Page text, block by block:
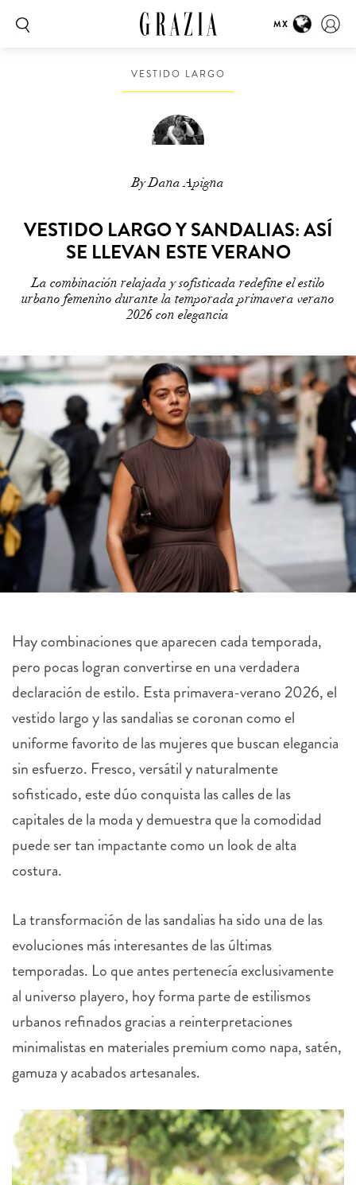
MX
VESTIDO LARGO
By Dana Apigna
VESTIDO LARGO Y SANDALIAS: ASÍ
SE LLEVAN ESTE VERANO
La combinación relajada y sofisticada redefine el estilo
urbano femenino durante la temporada primavera verano
2026 con elegancia
Hay combinaciones que aparecen cada temporada,
pero pocas logran convertirse en una verdadera
declaración de estilo. Esta primavera-verano 2026, el
vestido largo y las sandalias se coronan como el
uniforme favorito de las mujeres que buscan elegancia
sin esfuerzo. Fresco, versátil y naturalmente
sofisticado, este dúo conquista las calles de las
capitales de la moda y demuestra que la comodidad
puede ser tan impactante como un look de alta
costura.
La transformación de las sandalias ha sido una de las
evoluciones más interesantes de las últimas
temporadas. Lo que antes pertenecía exclusivamente
al universo playero, hoy forma parte de estilismos
urbanos refinados gracias a reinterpretaciones
minimalistas en materiales premium como napa, satén,
gamuza y acabados artesanales.